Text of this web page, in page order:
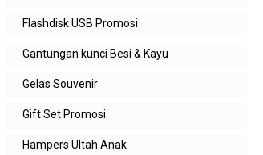
Flashdisk USB Promosi
Gantungan kunci Besi & Kayu
Gelas Souvenir
Gift Set Promosi
Hampers Ultah Anak